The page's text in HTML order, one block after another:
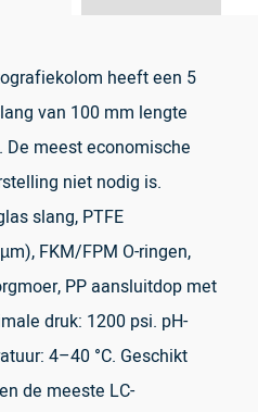
heeft een 5
van 100 mm lengte
meest economische
niet nodig is.
slang, PTFE
FKM/FPM O-ringen,
PP aansluitdop met
druk: 1200 psi. pH-
4–40 °C. Geschikt
de meeste LC-